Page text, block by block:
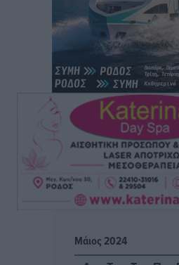
Φοίβος: Η μεγάλη επιστροφή
πριν 7 ώρες
Κλεάνθης: Έτοιμες οι κάρτες
σεζόν
Αθλητικά πριν 7 ώρες
Ατρόμητος Διμυλιάς: Ο
αδιαπραγμάτευτη φιλοσοφία
Αθλητικά• πριν 7 ώρες
Παπαεμμανουήλ
πριν 9 ώρες
Μάιος 2024